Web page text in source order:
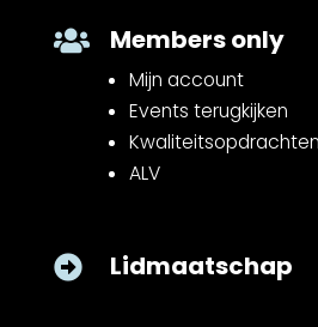
 Members only
Mijn account
Events terugkijken
Kwaliteitsopdrachten
ALV
 Lidmaatschap